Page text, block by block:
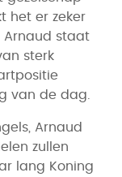
het er zeker
Arnaud staat
sterk
van de dag.
Arnaud
zullen
lang Koning